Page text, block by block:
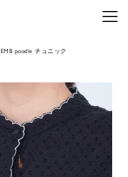
メニ
EMB poodle チュニック